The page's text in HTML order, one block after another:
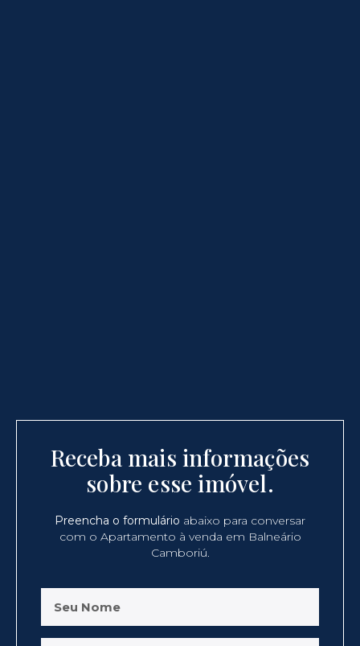
Receba mais informações
sobre esse imóvel.
Preencha o formulário abaixo para conversar
com o Apartamento à venda em Balneário
Camboriú.